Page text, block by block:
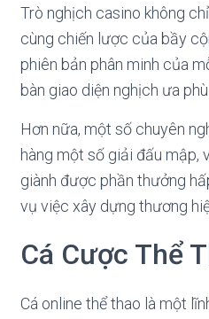
Trò nghịch casino không
cùng chiến lược của bầy
phiên bản phân minh của
bàn giao diện nghịch ưa
Hơn nữa, một số chuyên
hàng một số giải đấu mập,
giành được phần thưởng
vụ việc xây dựng thương
Cá Cược Thể
Cá online thể thao là một